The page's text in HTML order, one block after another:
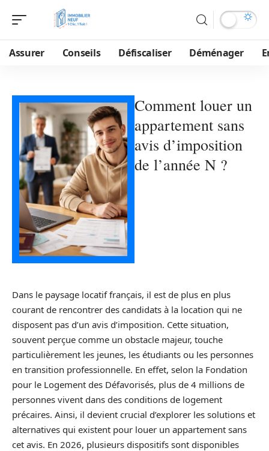
Assurer Conseils Défiscaliser Déménager
Comment louer un
appartement sans
avis d’imposition
de l’année N ?
Dans le paysage locatif français, il est de plus en plus
courant de rencontrer des candidats à la location qui ne
disposent pas d’un avis d’imposition. Cette situation,
souvent perçue comme un obstacle majeur, touche
particulièrement les jeunes, les étudiants ou les personnes
en transition professionnelle. En effet, selon la Fondation
pour le Logement des Défavorisés, plus de 4 millions de
personnes vivent dans des conditions de logement
précaires. Ainsi, il devient crucial d’explorer les solutions et
alternatives qui existent pour louer un appartement sans
cet avis. En 2026, plusieurs dispositifs sont disponibles